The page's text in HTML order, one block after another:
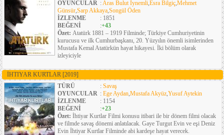
OYUNCULAR :Aras Bulut İynemli,Esra Bilgiç,Mehmet
Günsür,Sarp Akkaya,Songül Öden
İZLENME
: 1851
BEĞENİ
:+43
Özet: Atatürk 1881 – 1919 Filminde; Türkiye Cumhuriyetinin
kurucusu ve ilk Cumhurbaşkanı, 20. Yüzyılın önemli isimlerinden
Mustafa Kemal Atatürkün hayat hikayesi. İki bölüm olarak
izleyiciyle
İHTIYAR KURTLAR [2019]
TÜRÜ
: Savaş
OYUNCULAR : Ege Aydan,Mustafa Akyüz,Yusuf Aytekin
İZLENME
: 1154
BEĞENİ
:+23
Özet: İhtiyar Kurtlar Filmi konusu itibari ile bir dönem filmi olacak
ve filmde savaş dönemi anlatılacak. Gaye Turgut Evin ve eşi Deniz
Evin İhtiyar Kurtlar Filminde abi kardeşe hayat verecek.